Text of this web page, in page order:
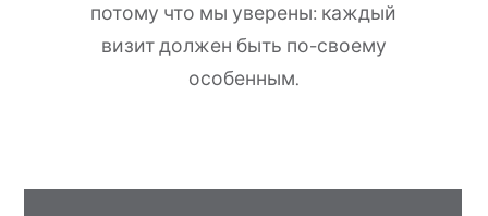
потому что мы уверены: каждый
визит должен быть по-своему
особенным.